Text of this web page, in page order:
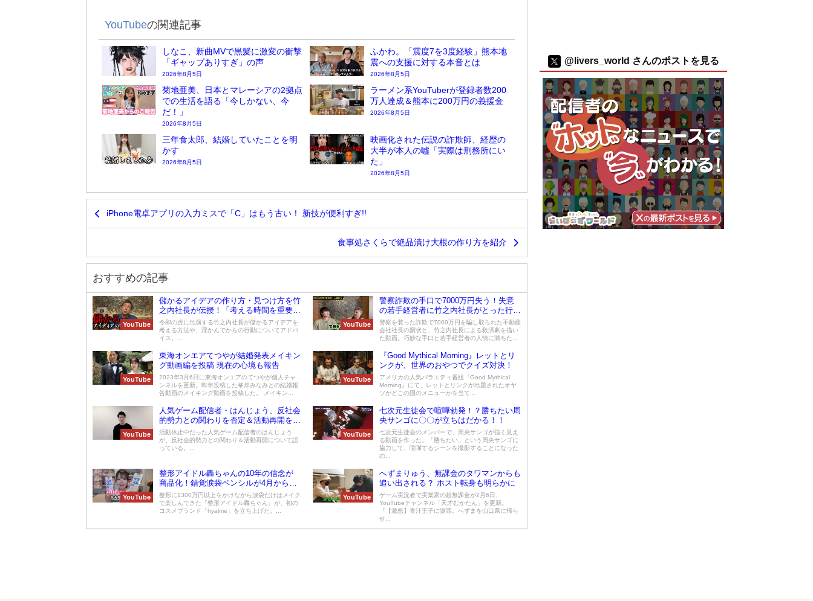
YouTubeの関連記事
しなこ、新曲MVで黒髪に激変の衝撃
「ギャップありすぎ」の声
2026年8月5日
ふかわ。「震度7を3度経験」熊本地
震への支援に対する本音とは
2026年8月5日
菊地亜美、日本とマレーシアの2拠点
での生活を語る「今しかない、今
だ！」
2026年8月5日
ラーメン系YouTuberが登録者数200
万人達成＆熊本に200万円の義援金
2026年8月5日
三年食太郎、結婚していたことを明
かす
2026年8月5日
映画化された伝説の詐欺師、経歴の
大半が本人の噓「実際は刑務所にい
た」
2026年8月5日
iPhone電卓アプリの入力ミスで「C」はもう古い！ 新技が便利すぎ!!
食事処さくらで絶品漬け大根の作り方を紹介
おすすめの記事
YouTube
儲かるアイデアの作り方・見つけ方を竹
之内社長が伝授！「考える時間を重要
視」
令和の虎に出演する竹之内社長が儲かるアイデアを
考える方法や、浮かんでからの行動についてアドバ
イス。...
YouTube
警察詐欺の手口で7000万円失う！失意
の若手経営者に竹之内社長がとった行動
は、、、
警察を装った詐欺で7000万円を騙し取られた不動産
会社社長の窮状と、竹之内社長による救済劇を描い
た動画。巧妙な手口と若手経営者の人情に満ちた...
YouTube
東海オンエアてつやが結婚発表メイキン
グ動画編を投稿 現在の心境も報告
2023年3月6日に東海オンエアのてつやが個人チャ
ンネルを更新。昨年投稿した峯岸みなみとの結婚報
告動画のメイキング動画を投稿した。 メイキン...
YouTube
『Good Mythical Morning』レットとリ
ンクが、世界のおやつでクイズ対決！
アメリカの人気バラエティ番組『Good Mythical
Morning』にて、レットとリンクが出題されたオヤ
ツがどこの国のメニューかを当て...
YouTube
人気ゲーム配信者・はんじょう、反社会
的勢力との関わりを否定＆活動再開を報
告
活動休止中だった人気ゲーム配信者のはんじょう
が、反社会的勢力との関わり＆活動再開について語
っている。...
YouTube
七次元生徒会で喧嘩勃発！？勝ちたい周
央サンゴに〇〇が立ちはだかる！！
七次元生徒会のメンバーで、周央サンゴが強く見え
る動画を作った。「勝ちたい」という周央サンゴに
協力して、喧嘩するシーンを撮影することになった
の...
YouTube
整形アイドル轟ちゃんの10年の信念が
商品化！錯覚涙袋ペンシルが4月から発
売
整形に1300万円以上をかけながら涙袋だけはメイク
で楽しんできた『整形アイドル轟ちゃん』が、初の
コスメブランド「hyalme」を立ち上げた。...
YouTube
へずまりゅう、無課金のタワマンからも
追い出される？ ホスト転身も明らかに
ゲーム実況者で実業家の超無課金が2月6日、
YouTubeチャンネル「天才むかたん」を更新。
『【激怒】青汁王子に謝罪。へずまを山口県に帰ら
せ...
@livers_world さんのポストを見る